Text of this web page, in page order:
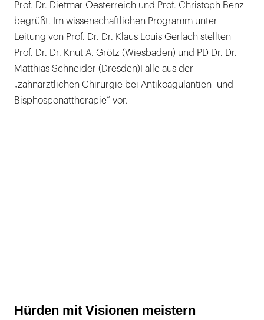
Prof. Dr. Dietmar Oesterreich und Prof. Christoph Benz
begrüßt. Im wissenschaftlichen Programm unter
Leitung von Prof. Dr. Dr. Klaus Louis Gerlach stellten
Prof. Dr. Dr. Knut A. Grötz (Wiesbaden) und PD Dr. Dr.
Matthias Schneider (Dresden)Fälle aus der
„zahnärztlichen Chirurgie bei Antikoagulantien- und
Bisphosponattherapie“ vor.
Hürden mit Visionen meistern